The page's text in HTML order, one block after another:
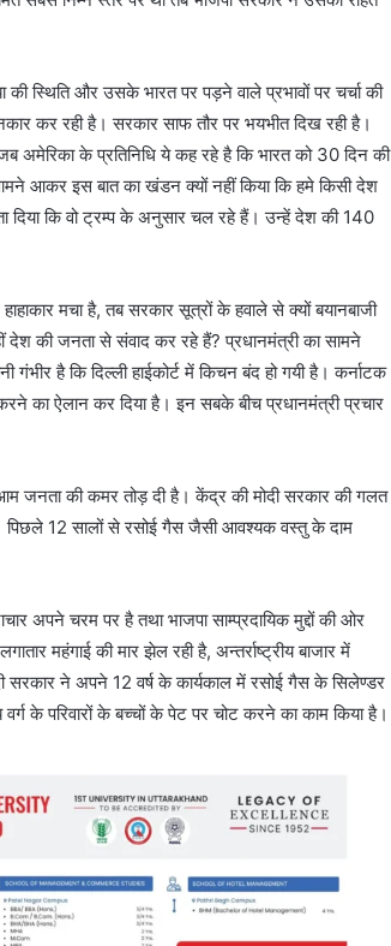
की स्थिति और उसके भारत पर पड़ने वाले प्रभावों पर चर्चा की
कर रही है। सरकार साफ तौर पर भयभीत दिख रही है।
अमेरिका के प्रतिनिधि ये कह रहे है कि भारत को 30 दिन की
आकर इस बात का खंडन क्यों नहीं किया कि हमे किसी देश
कि वो ट्रम्प के अनुसार चल रहे हैं। उन्हें देश की 140
मचा है, तब सरकार सूत्रों के हवाले से क्यों बयानबाजी
देश की जनता से संवाद कर रहे हैं? प्रधानमंत्री का सामने
है कि दिल्ली हाईकोर्ट में किचन बंद हो गयी है। कर्नाटक
का ऐलान कर दिया है। इन सबके बीच प्रधानमंत्री प्रचार
आम जनता की कमर तोड़ दी है। केंद्र की मोदी सरकार की गलत
पिछले 12 सालों से रसोई गैस जैसी आवश्यक वस्तु के दाम
अपने चरम पर है तथा भाजपा साम्प्रदायिक मुद्दों की ओर
महंगाई की मार झेल रही है, अन्तर्राष्ट्रीय बाजार में
सरकार ने अपने 12 वर्ष के कार्यकाल में रसोई गैस के सिलेण्डर
परिवारों के बच्चों के पेट पर चोट करने का काम किया है।